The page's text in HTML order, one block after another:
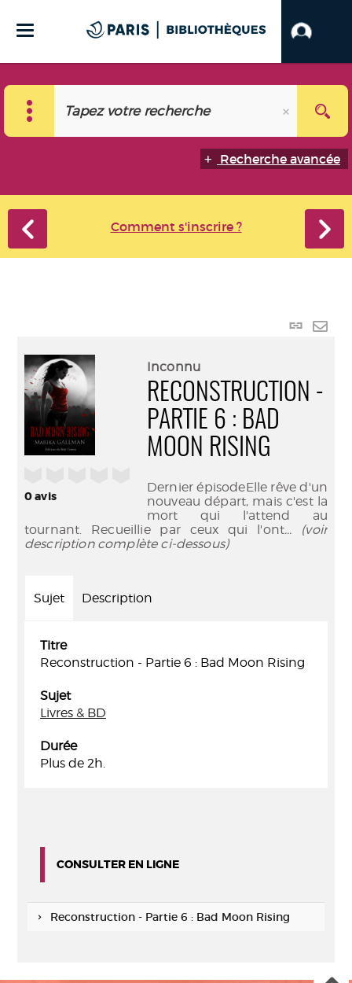
Recherche avancée
Comment s'inscrire ?
Lien
0avis
Inconnu
RECONSTRUCTION -
PARTIE 6 : BAD
MOON RISING
Dernier épisodeElle rêve d'un
nouveau départ, mais c'est la
mort qui l'attend au
tournant. Recueillie par ceux qui l'ont... (voir
description complète ci-dessous)
Sujet Description
Titre
Reconstruction - Partie 6 : Bad Moon Rising
Sujet
Livres & BD
Durée
Plus de 2h.
CONSULTER EN LIGNE
Reconstruction - Partie 6 : Bad Moon Rising